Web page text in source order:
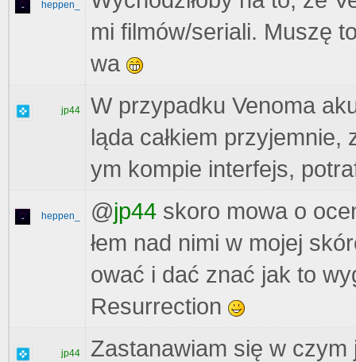
heppen_
mi filmów/seriali. Muszę
wa
jp44
W przypadku Venoma
ląda całkiem przyjemnie,
ym kompie interfejs,
heppen_ @jp44 skoro mowa o
łem nad nimi w mojej
ować i dać znać jak to
Resurrection
jp44
Zastanawiam się w